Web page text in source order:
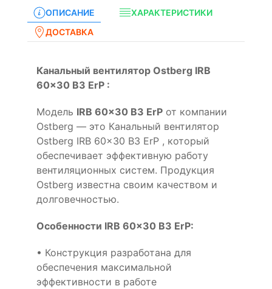
ОПИСАНИЕ
ХАРАКТЕРИСТИКИ
ДОСТАВКА
Канальный вентилятор Ostberg IRB
60x30 B3 ErP :
Модель IRB 60x30 B3 ErP от компании
Ostberg — это Канальный вентилятор
Ostberg IRB 60x30 B3 ErP , который
обеспечивает эффективную работу
вентиляционных систем. Продукция
Ostberg известна своим качеством и
долговечностью.
Особенности IRB 60x30 B3 ErP:
• Конструкция разработана для
обеспечения максимальной
эффективности в работе